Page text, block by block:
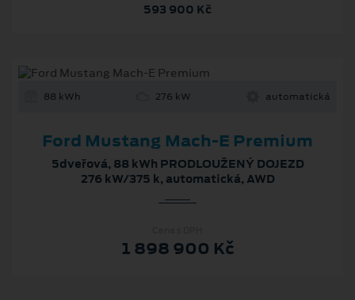
593 900 Kč
88 kWh 276 kW automatická
Ford Mustang Mach‑E Premium
5dveřová, 88 kWh PRODLOUŽENÝ DOJEZD
276 kW/375 k, automatická, AWD
1 898 900 Kč